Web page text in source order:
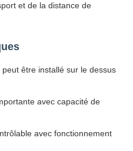
et de la distance de
être installé sur le dessus
avec capacité de
avec fonctionnement